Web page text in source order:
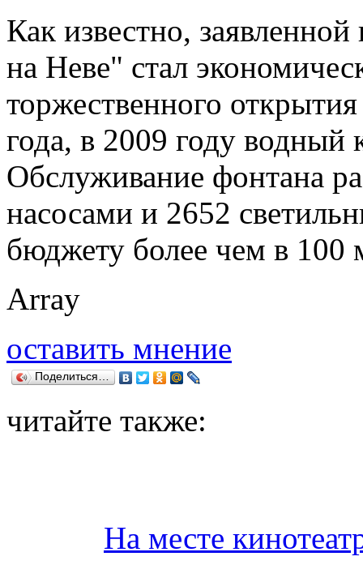
Как известно,
на Неве" стал
торжественного
года, в 2009 году водный
Обслуживание фонтана
насосами и 2652
бюджету более чем в 100
Array
оставить мнение
Поделиться…
читайте также:
На месте